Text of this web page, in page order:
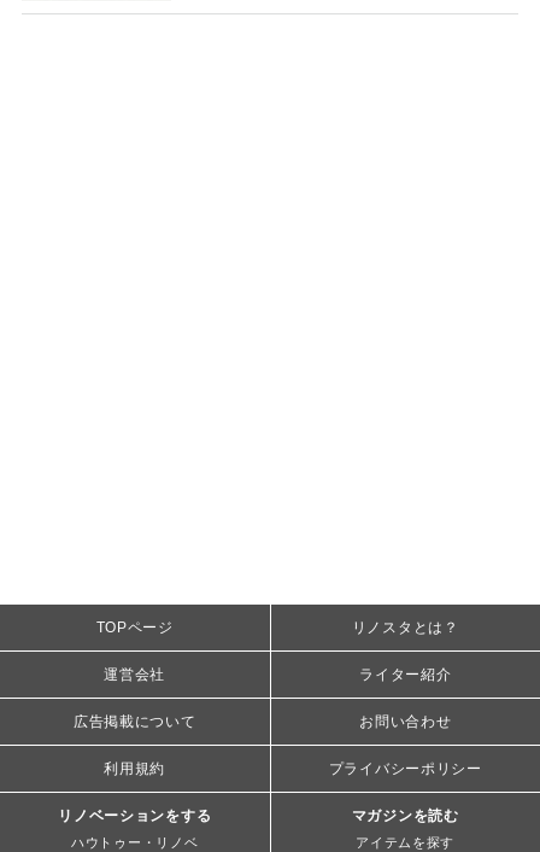
TOPページ リノスタとは？
運営会社 ライター紹介
広告掲載について お問い合わせ
利用規約 プライバシーポリシー
リノベーションをする
ハウトゥー・リノベ
マガジンを読む
アイテムを探す